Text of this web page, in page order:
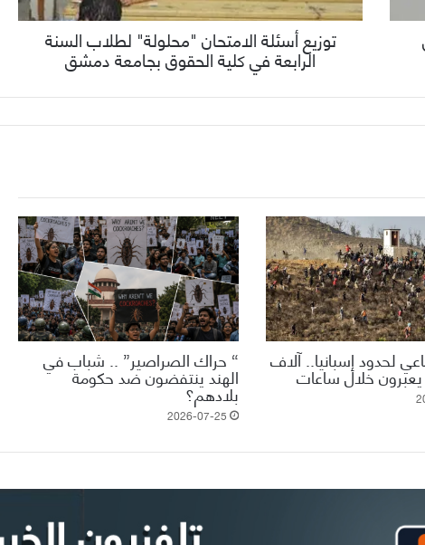
توزيع أسئلة الامتحان "محلولة" لطلاب السنة
الرابعة في كلية الحقوق بجامعة دمشق
لحدود إسبانيا.. آلاف
يعبرون خلال ساعات
“ حراك الصراصير” .. شباب في
الهند ينتفضون ضد حكومة
بلادهم؟
2026-07-25